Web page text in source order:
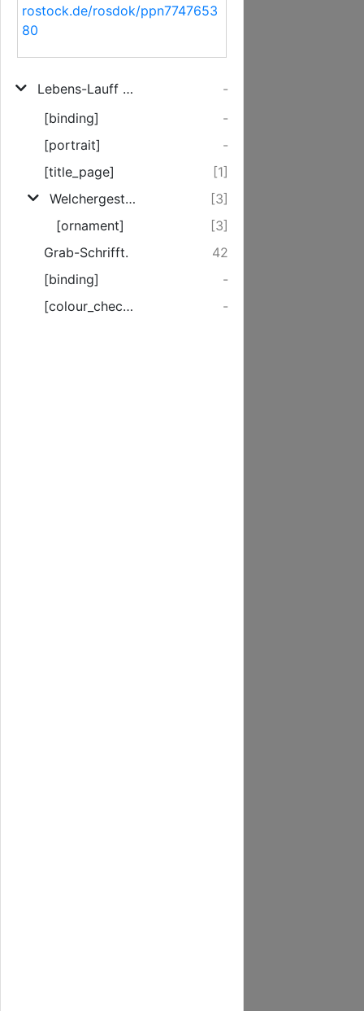
rostock.de/rosdok/ppn7747653
80
Lebens-Lauff und Personalien Des weiland Hochwürdigen wie auch Hoch-Wohlgebohrnen Herrn, Herrn Johann von Wickede, Erb-Herr auf grossen Steinrade, Thum-Dechant des hohen immediat-Stiffts zu Lübeck, wie auch Etats-Rath Ihro Königl. Majestät zu Dännemarck, Norwegen [et]c. [et]c.
-
[binding]
-
[portrait]
-
[title_page]
[1]
Welchergestalt die Familie derer von Wickede eine von den aeltesten Adelichen Familien im Roemischen Reich sey, ...
[3]
[ornament]
[3]
Grab-Schrifft.
42
[binding]
-
[colour_checker]
-